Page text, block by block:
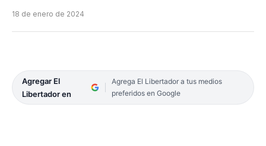
18 de enero de 2024
Agregar El
Libertador en
Agrega El Libertador a tus medios
preferidos en Google